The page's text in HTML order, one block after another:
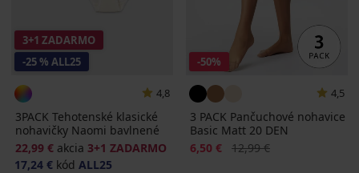
3+1 ZADARMO
-25 % ALL25
4,8
3PACK Tehotenské klasické
nohavičky Naomi bavlnené
22,99 € akcia 3+1 ZADARMO
17,24 € kód ALL25
-50%
4,5
3 PACK Pančuchové nohavice
Basic Matt 20 DEN
Zľava
6,50 € Pôvodná cena
12,99 €